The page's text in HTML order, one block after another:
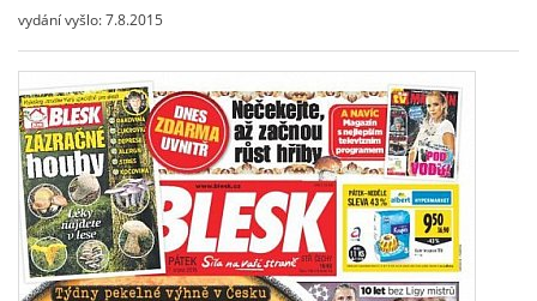
vydání vyšlo: 7.8.2015